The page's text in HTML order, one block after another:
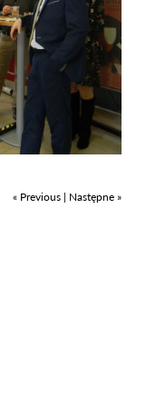
« Previous | Następne »